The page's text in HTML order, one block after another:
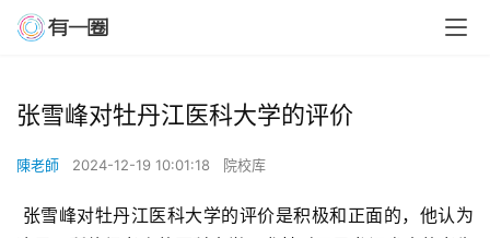
张雪峰对牡丹江医科大学的评价
陳老師 2024-12-19 10:01:18 院校库